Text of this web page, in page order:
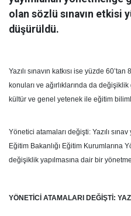
olan sözlü sınavın etkisi
düşürüldü.
Yazılı sınavın katkısı ise yüzde 60’tan
konuları ve ağırlıklarında da
kültür ve genel yetenek ile eğitim
Yönetici atamaları değişti: Yazılı
Eğitim Bakanlığı Eğitim Kurumlarına
değişiklik yapılmasına dair bir
YÖNETİCİ ATAMALARI DEĞİŞTİ: